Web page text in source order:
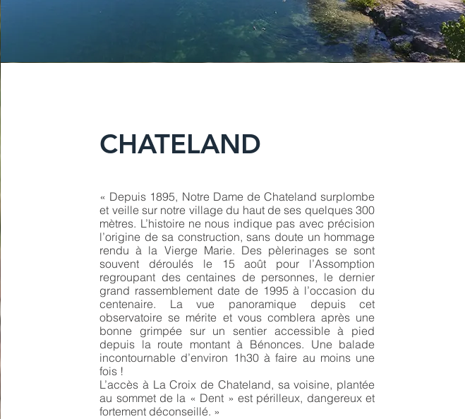
CHATELAND
« Depuis 1895, Notre Dame de Chateland surplombe
et veille sur notre village du haut de ses quelques 300
mètres. L’histoire ne nous indique pas avec précision
l’origine de sa construction, sans doute un hommage
rendu à la Vierge Marie. Des pèlerinages se sont
souvent déroulés le 15 août pour l’Assomption
regroupant des centaines de personnes, le dernier
grand rassemblement date de 1995 à l’occasion du
centenaire. La vue panoramique depuis cet
observatoire se mérite et vous comblera après une
bonne grimpée sur un sentier accessible à pied
depuis la route montant à Bénonces. Une balade
incontournable d’environ 1h30 à faire au moins une
fois !
L’accès à La Croix de Chateland, sa voisine, plantée
au sommet de la « Dent » est périlleux, dangereux et
fortement déconseillé. »